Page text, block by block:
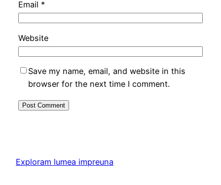
Email *
Website
Save my name, email, and website in this
browser for the next time I comment.
Exploram lumea impreuna